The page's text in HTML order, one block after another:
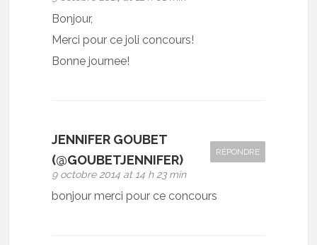
Bonjour,
Merci pour ce joli concours!
Bonne journee!
JENNIFER GOUBET
(@GOUBETJENNIFER)
9 octobre 2014 at 14 h 23 min
RÉPONDRE
bonjour merci pour ce concours